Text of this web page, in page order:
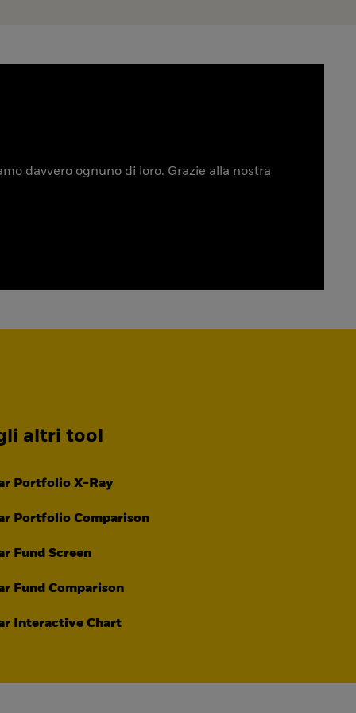
davvero ognuno di loro. Grazie alla nostra
altri tool
Portfolio X-Ray
Portfolio Comparison
Fund Screen
Fund Comparison
Interactive Chart